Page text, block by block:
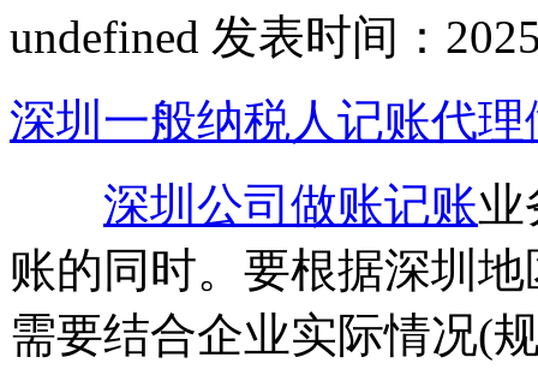
undefined 发表时间：
深圳一般纳税人记账代理
深圳公司做账记账业
账的同时。要根据深圳
需要结合企业实际情况(